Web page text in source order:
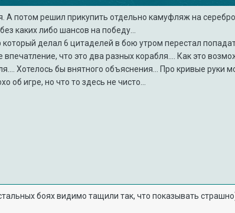
А потом решил прикупить отдельно камуфляж на
каких либо шансов на победу...
делал 6 цитаделей в бою утром перестал
что это два разных корабля.... Как это
Хотелось бы внятного объяснения... Про кривые руки
об игре, но что то здесь не чисто...
боях видимо тащили так, что показывать